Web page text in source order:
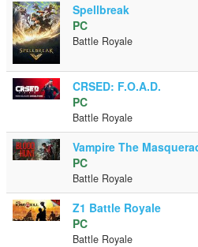
Spellbreak
PC
Battle Royale
CRSED: F.O.A.D.
PC
Battle Royale
Vampire The
PC
Battle Royale
Z1 Battle Royale
PC
Battle Royale